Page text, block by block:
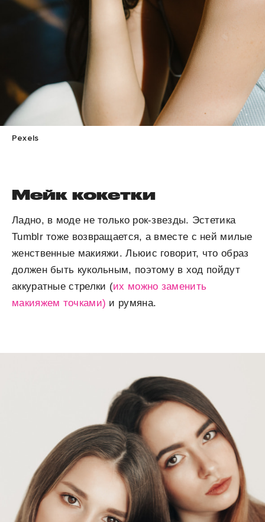
Pexels
Мейк кокетки
Ладно, в моде не только рок-звезды. Эстетика
Tumblr тоже возвращается, а вместе с ней милые
женственные макияжи. Льюис говорит, что образ
должен быть кукольным, поэтому в ход пойдут
аккуратные стрелки (их можно заменить
макияжем точками) и румяна.